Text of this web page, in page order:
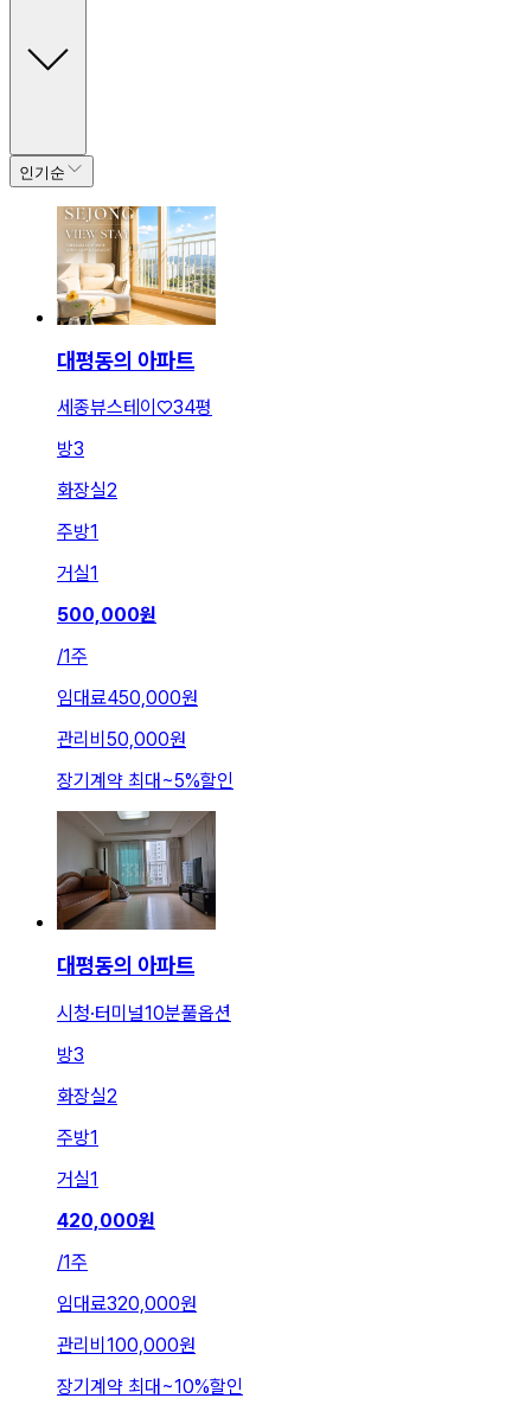
인기순
대평동의 아파트
세종뷰스테이♡34평
방3
화장실2
주방1
거실1
500,000원
/1주
임대료450,000원
관리비 50,000원
장기계약 최대 ~5%할인
대평동의 아파트
시청·터미널10분풀옵션
방3
화장실2
주방1
거실1
420,000원
/1주
임대료320,000원
관리비 100,000원
장기계약 최대~10%할인